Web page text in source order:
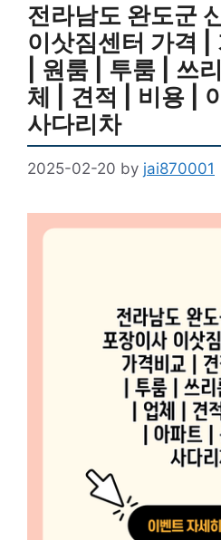
전라남도 완도군
이삿짐센터 가격 |
| 원룸 | 투룸 | 쓰
체 | 견적 | 비용 |
사다리차
2025-02-20 by jai870001